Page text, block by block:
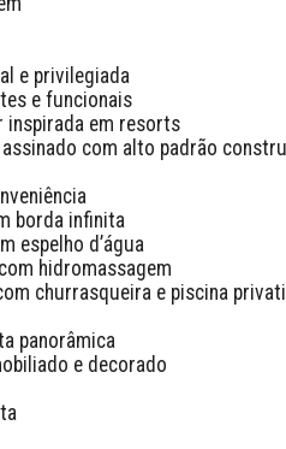
e privilegiada
e funcionais
inspirada em resorts
com alto padrão
borda infinita
espelho d’água
hidromassagem
churrasqueira e piscina
panorâmica
e decorado